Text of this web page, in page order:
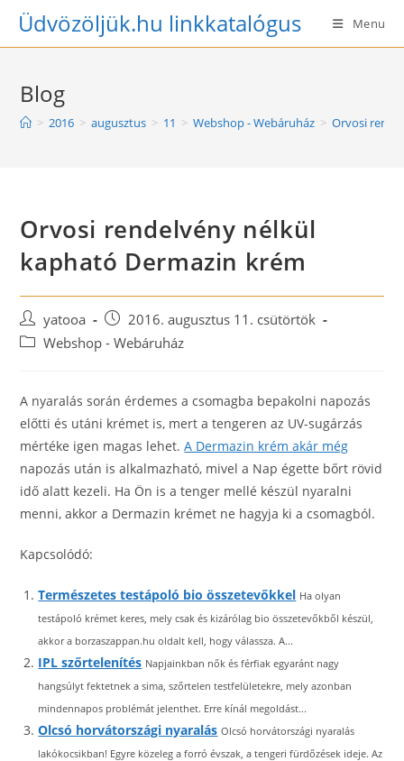
SkipÜdvözöljük.hu linkkatalógus Menu
Blog
> 2016 > augusztus > 11 > Webshop - Webáruház > Orvosi
Orvosi rendelvény nélkül
kapható Dermazin krém
Post
author:
yatooa
Post
published:
2016. augusztus 11. csütörtök
PostWebshop - Webáruház
A nyaralás során érdemes a csomagba bepakolni napozás
előtti és utáni krémet is, mert a tengeren az UV-sugárzás
mértéke igen magas lehet.A Dermazin krém akár még
napozás után is alkalmazható, mivel a Nap égette bőrt rövid
idő alatt kezeli. Ha Ön is a tenger mellé készül nyaralni
menni, akkor a Dermazin krémet ne hagyja ki a csomagból.
Kapcsolódó:
Természetes testápoló bio összetevőkkel Ha olyan
testápoló krémet keres, mely csak és kizárólag bio összetevőkből készül,
akkor a borzaszappan.hu oldalt kell, hogy válassza. A...
IPL szőrtelenítés Napjainkban nők és férfiak egyaránt nagy
hangsúlyt fektetnek a sima, szőrtelen testfelületekre, mely azonban
mindennapos problémát jelenthet. Erre kínál megoldást...
Olcsó horvátországi nyaralás Olcsó horvátországi nyaralás
lakókocsikban! Egyre közeleg a forró évszak, a tengeri fürdőzések ideje. Az